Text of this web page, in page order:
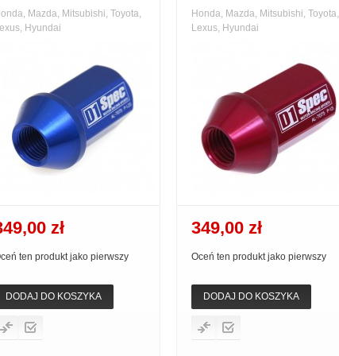
Mazda, Mitsubishi, Toyota,
Hyundai
zł
ten produkt jako pierwszy
DODAJ DO KOSZYKA
Honda, Mazda, Mitsubishi, Toyota,
Lexus, Hyundai
349,00 zł
Oceń ten produkt jako pierwszy
DODAJ DO KOSZYKA